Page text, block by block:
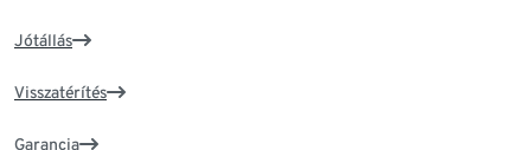
Jótállás
Visszatérítés
Garancia